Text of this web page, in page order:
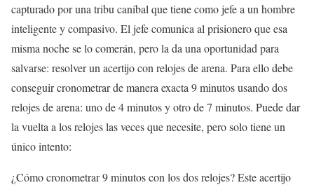
capturado por una tribu caníbal que tiene como jefe a un hombre
inteligente y compasivo. El jefe comunica al prisionero que esa
misma noche se lo comerán, pero la da una oportunidad para
salvarse: resolver un acertijo con relojes de arena. Para ello debe
conseguir cronometrar de manera exacta 9 minutos usando dos
relojes de arena: uno de 4 minutos y otro de 7 minutos. Puede dar
la vuelta a los relojes las veces que necesite, pero solo tiene un
único intento:
¿Cómo cronometrar 9 minutos con los dos relojes? Este acertijo